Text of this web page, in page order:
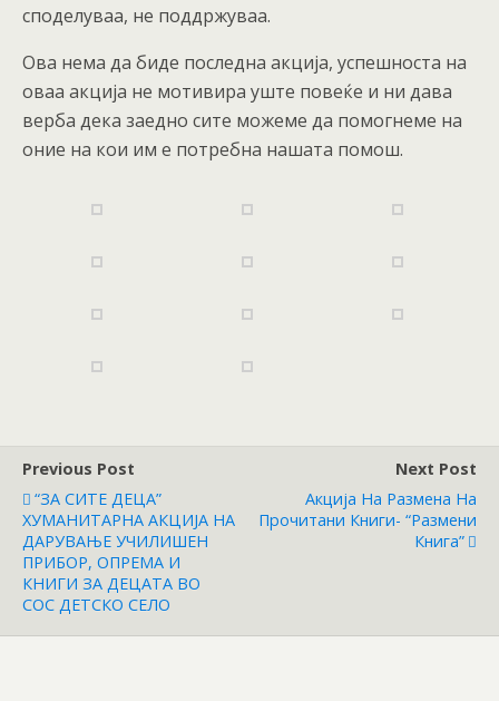
споделуваа, не поддржуваа.
Ова нема да биде последна акција, успешноста на
оваа акција не мотивира уште повеќе и ни дава
верба дека заедно сите можеме да помогнеме на
оние на кои им е потребна нашата помош.
Previous Post
“ЗА СИТЕ ДЕЦА”
ХУМАНИТАРНА АКЦИЈА НА
ДАРУВАЊЕ УЧИЛИШЕН
ПРИБОР, ОПРЕМА И
КНИГИ ЗА ДЕЦАТА ВО
СОС ДЕТСКО СЕЛО
Next Post
Акција На Размена На
Прочитани Книги- “Размени
Книга”